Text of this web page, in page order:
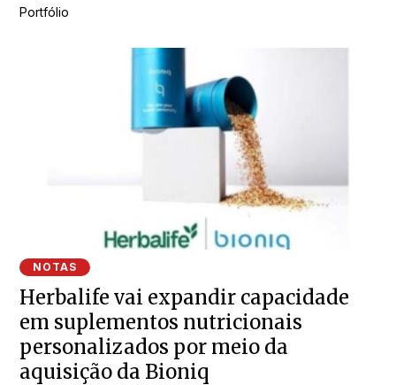
Portfólio
NOTAS
Herbalife vai expandir capacidade
em suplementos nutricionais
personalizados por meio da
aquisição da Bioniq